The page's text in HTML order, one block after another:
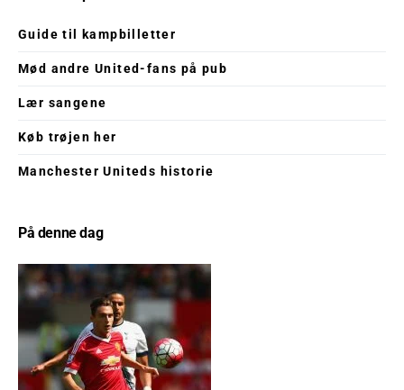
Guide til kampbilletter
Mød andre United-fans på pub
Lær sangene
Køb trøjen her
Manchester Uniteds historie
På denne dag